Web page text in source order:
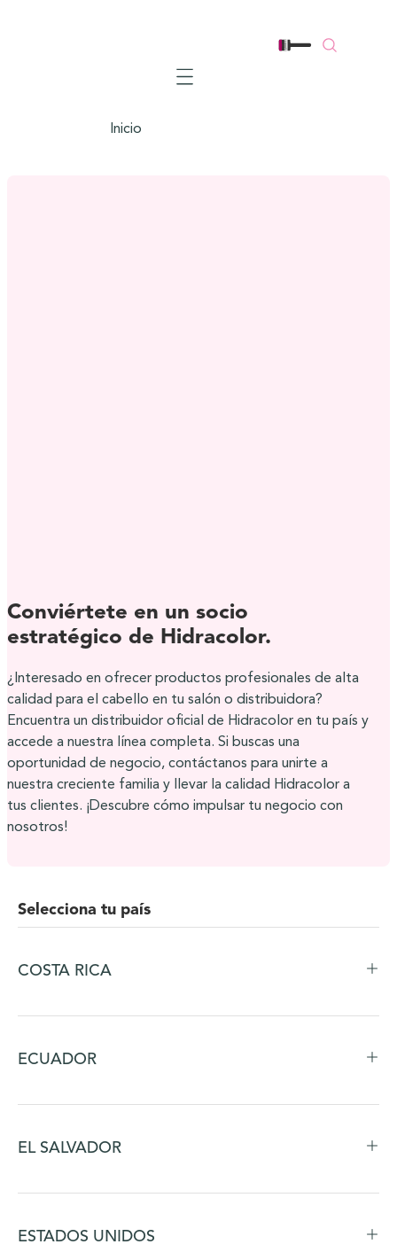
Mobile navigation
Inicio
Conviértete en un socio
estratégico de Hidracolor.
¿Interesado en ofrecer productos profesionales de alta
calidad para el cabello en tu salón o distribuidora?
Encuentra un distribuidor oficial de Hidracolor en tu país y
accede a nuestra línea completa. Si buscas una
oportunidad de negocio, contáctanos para unirte a
nuestra creciente familia y llevar la calidad Hidracolor a
tus clientes. ¡Descubre cómo impulsar tu negocio con
nosotros!
Selecciona tu país
COSTA RICA
ECUADOR
EL SALVADOR
ESTADOS UNIDOS